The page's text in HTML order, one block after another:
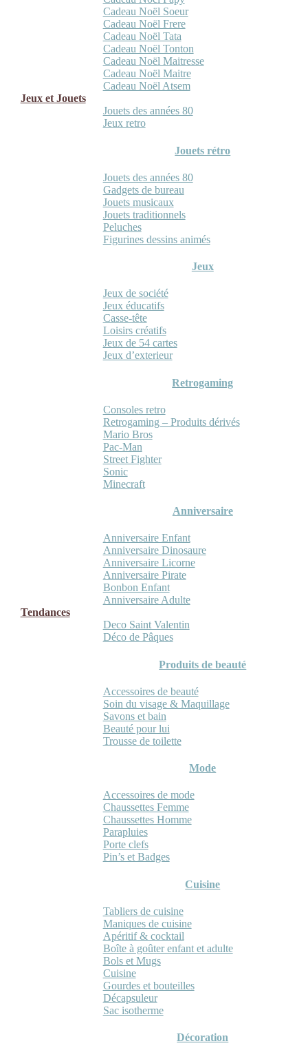
Cadeau Noël Soeur
Cadeau Noël Frere
Cadeau Noël Tata
Cadeau Noël Tonton
Cadeau Noël Maitresse
Cadeau Noël Maitre
Cadeau Noël Atsem
Jeux et Jouets
Jouets des années 80
Jeux retro
Jouets rétro
Jouets des années 80
Gadgets de bureau
Jouets musicaux
Jouets traditionnels
Peluches
Figurines dessins animés
Jeux
Jeux de société
Jeux éducatifs
Casse-tête
Loisirs créatifs
Jeux de 54 cartes
Jeux d’exterieur
Retrogaming
Consoles retro
Retrogaming – Produits dérivés
Mario Bros
Pac-Man
Street Fighter
Sonic
Minecraft
Anniversaire
Anniversaire Enfant
Anniversaire Dinosaure
Anniversaire Licorne
Anniversaire Pirate
Bonbon Enfant
Anniversaire Adulte
Tendances
Deco Saint Valentin
Déco de Pâques
Produits de beauté
Accessoires de beauté
Soin du visage & Maquillage
Savons et bain
Beauté pour lui
Trousse de toilette
Mode
Accessoires de mode
Chaussettes Femme
Chaussettes Homme
Parapluies
Porte clefs
Pin’s et Badges
Cuisine
Tabliers de cuisine
Maniques de cuisine
Apéritif & cocktail
Boîte à goûter enfant et adulte
Bols et Mugs
Cuisine
Gourdes et bouteilles
Décapsuleur
Sac isotherme
Décoration